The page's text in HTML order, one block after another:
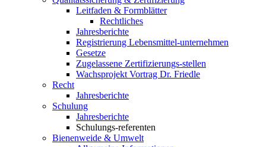
Leitfaden & Formblätter
Rechtliches
Jahresberichte
Registrierung Lebensmittel-unternehmen
Gesetze
Zugelassene Zertifizierungs-stellen
Wachsprojekt Vortrag Dr. Friedle
Recht
Jahresberichte
Schulung
Jahresberichte
Schulungs-referenten
Bienenweide & Umwelt